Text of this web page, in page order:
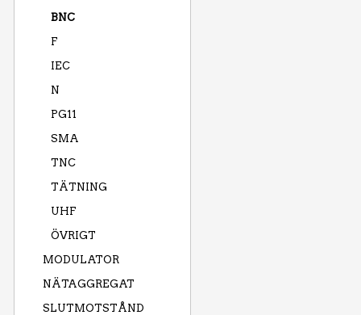
BNC
F
IEC
N
PG11
SMA
TNC
TÄTNING
UHF
ÖVRIGT
MODULATOR
NÄTAGGREGAT
SLUTMOTSTÅND